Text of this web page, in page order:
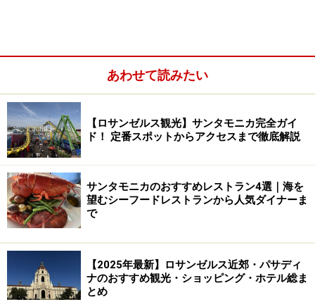
あわせて読みたい
【ロサンゼルス観光】サンタモニカ完全ガイ
ド！ 定番スポットからアクセスまで徹底解説
サンタモニカのおすすめレストラン4選｜海を
望むシーフードレストランから人気ダイナーま
で
【2025年最新】ロサンゼルス近郊・パサディ
ナのおすすめ観光・ショッピング・ホテル総ま
とめ